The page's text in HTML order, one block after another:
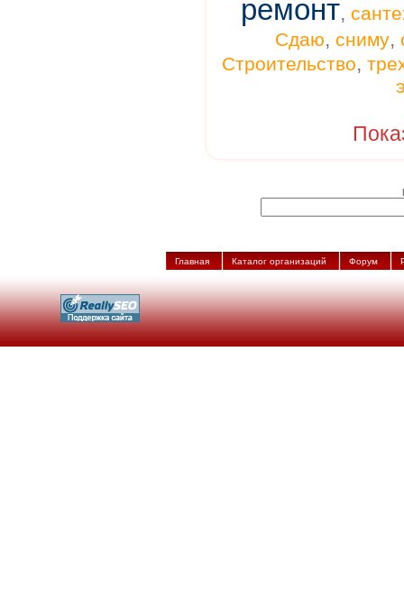
ремонт,
Сдаю, сниму,
Строительство,
Главная Каталог организаций Форум